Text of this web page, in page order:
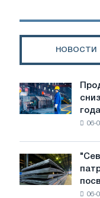
и
класса
CD
НОВОСТИ
Продажи
автомобилей
в
июле
с
максимума
года
06-
"Северсталь"
поддержала
патриотическую
06-